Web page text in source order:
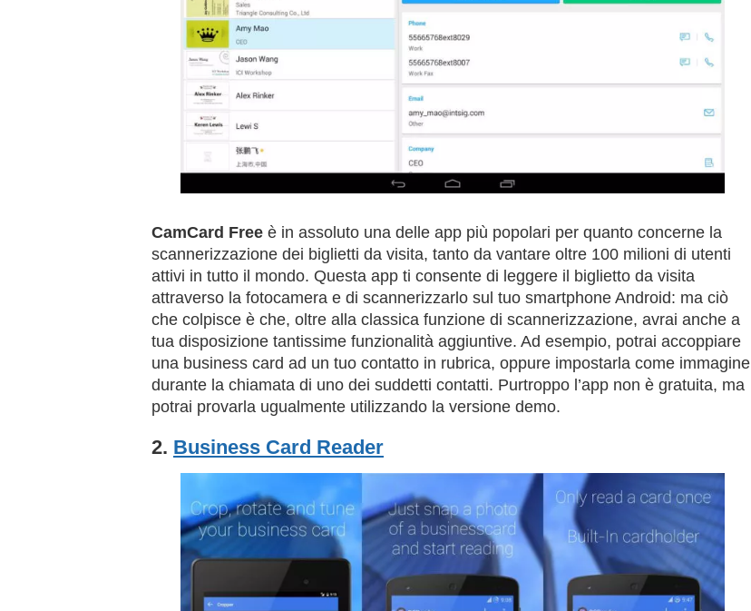
CamCard Free è in assoluto una delle app più popolari per quanto concerne la
scannerizzazione dei biglietti da visita, tanto da vantare oltre 100 milioni di utenti
attivi in tutto il mondo. Questa app ti consente di leggere il biglietto da visita
attraverso la fotocamera e di scannerizzarlo sul tuo smartphone Android: ma ciò
che colpisce è che, oltre alla classica funzione di scannerizzazione, avrai anche a
tua disposizione tantissime funzionalità aggiuntive. Ad esempio, potrai accoppiare
una business card ad un tuo contatto in rubrica, oppure impostarla come immagine
durante la chiamata di uno dei suddetti contatti. Purtroppo l’app non è gratuita, ma
potrai provarla ugualmente utilizzando la versione demo.
2. Business Card Reader